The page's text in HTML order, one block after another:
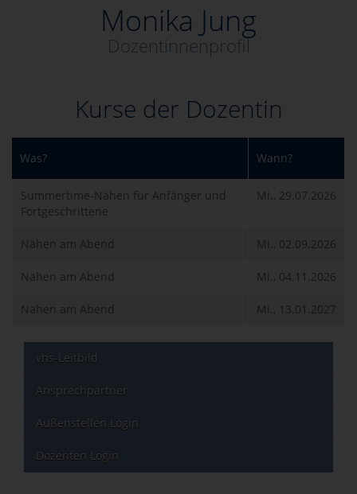
Monika Jung
Dozentinnenprofil
Kurse der Dozentin
Was? Wann?
Summertime-Nähen für Anfänger und
Fortgeschrittene
Mi., 29.07.2026
Nähen am Abend Mi., 02.09.2026
Nähen am Abend Mi., 04.11.2026
Nähen am Abend Mi., 13.01.2027
vhs-Leitbild
Ansprechpartner
Außenstellen Login
Dozenten Login